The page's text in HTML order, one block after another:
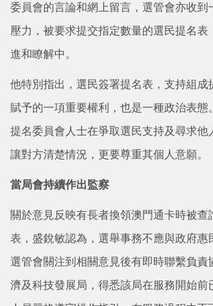
委員會的言論和網上留言，選管會亦收到
壓力，被要求提交指定數量的選民提名表
進和瞭解中。
他特別指出，選民簽署提名表，支持組成
賦予的一項重要權利，也是一種政治表態
提名委員會人士在爭取選民支持及尋求他
讓對方清楚情況，更要尊重其個人意願。
當局會持續作出監察
關於意見反映有長者換領澳門通卡時被查
表，盛銳敏認為，選舉事務不應與政府惠
選管會關注到相關意見後有即時聯繫負責
濟及科技發展局，得悉該局在服務開始前